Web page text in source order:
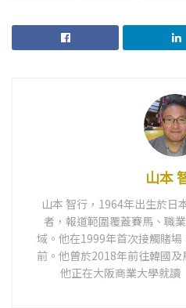
山本
山本 智行，1964年出生於日
者，報道範圍覆蓋賽馬、職
域。他在1999年首次接觸賭
前。他曾於2018年前往韓國
他正在大阪商業大學就讀